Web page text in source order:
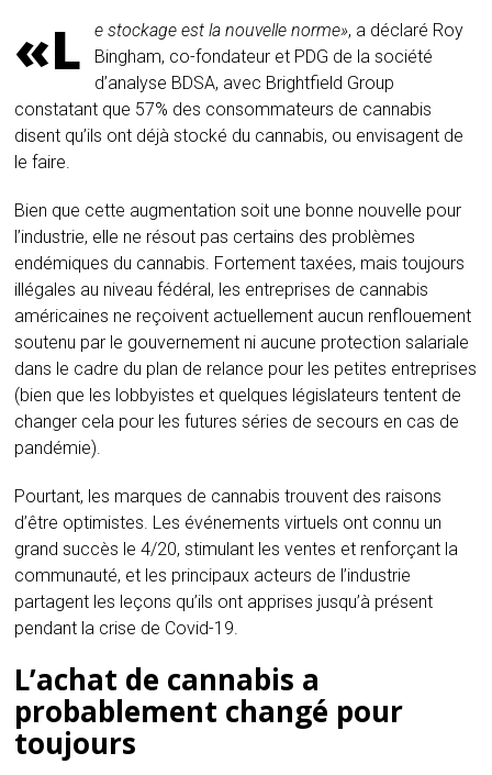
«L e stockage est la nouvelle norme», a déclaré Roy
Bingham, co-fondateur et PDG de la société
d’analyse BDSA, avec Brightfield Group
constatant que 57% des consommateurs de cannabis
disent qu’ils ont déjà stocké du cannabis, ou envisagent de
le faire.
Bien que cette augmentation soit une bonne nouvelle pour
l’industrie, elle ne résout pas certains des problèmes
endémiques du cannabis. Fortement taxées, mais toujours
illégales au niveau fédéral, les entreprises de cannabis
américaines ne reçoivent actuellement aucun renflouement
soutenu par le gouvernement ni aucune protection salariale
dans le cadre du plan de relance pour les petites entreprises
(bien que les lobbyistes et quelques législateurs tentent de
changer cela pour les futures séries de secours en cas de
pandémie).
Pourtant, les marques de cannabis trouvent des raisons
d’être optimistes. Les événements virtuels ont connu un
grand succès le 4/20, stimulant les ventes et renforçant la
communauté, et les principaux acteurs de l’industrie
partagent les leçons qu’ils ont apprises jusqu’à présent
pendant la crise de Covid-19.
L’achat de cannabis a
probablement changé pour
toujours